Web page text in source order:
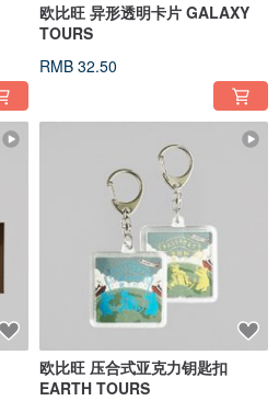
欧比旺 异形透明卡片 GALAXY
TOURS
RMB 32.50
欧比旺 压合式亚克力钥匙扣
EARTH TOURS